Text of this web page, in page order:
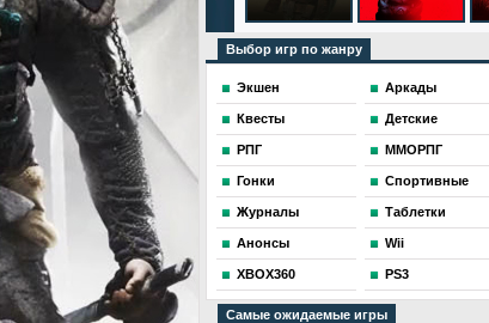
Выбор игр по жанру
Экшен Аркады
Квесты Детские
РПГ ММОРПГ
Гонки Спортивные
Журналы Таблетки
Анонсы Wii
XBOX360 PS3
Самые ожидаемые игры